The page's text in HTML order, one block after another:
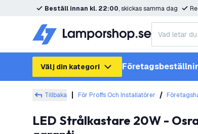
Beställ innan kl. 22:00, skickas samma dag
Välj din kategori
Tillbaka För Proffs Och Installatörer
LED Strålkastare 20W - Osram LED - IP44 - Med Rörelsevakt - 6500K - 12.000 Lumen - Utomhus - 5 års